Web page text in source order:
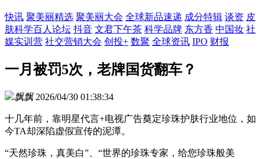
快讯 聚美丽精选 聚美丽大会 全球新品速递 成分特辑 谈资 皮
肤科学百人论坛 抖音 文君下午茶 科学品牌 东方香 中国妆 社
媒实训营 社交营销大会 创投+ 数聚 全球资讯 IPO 财报
一月被罚5次，老牌国货翻车？
飘飘 2026/04/30 01:38:34
十几年前，靠明星代言+电视广告奠定珍珠护肤行业地位，如
今TA却深陷虚假宣传的泥潭。
“天然珍珠，真美白”、“世界的珍珠专家，给您珍珠般美